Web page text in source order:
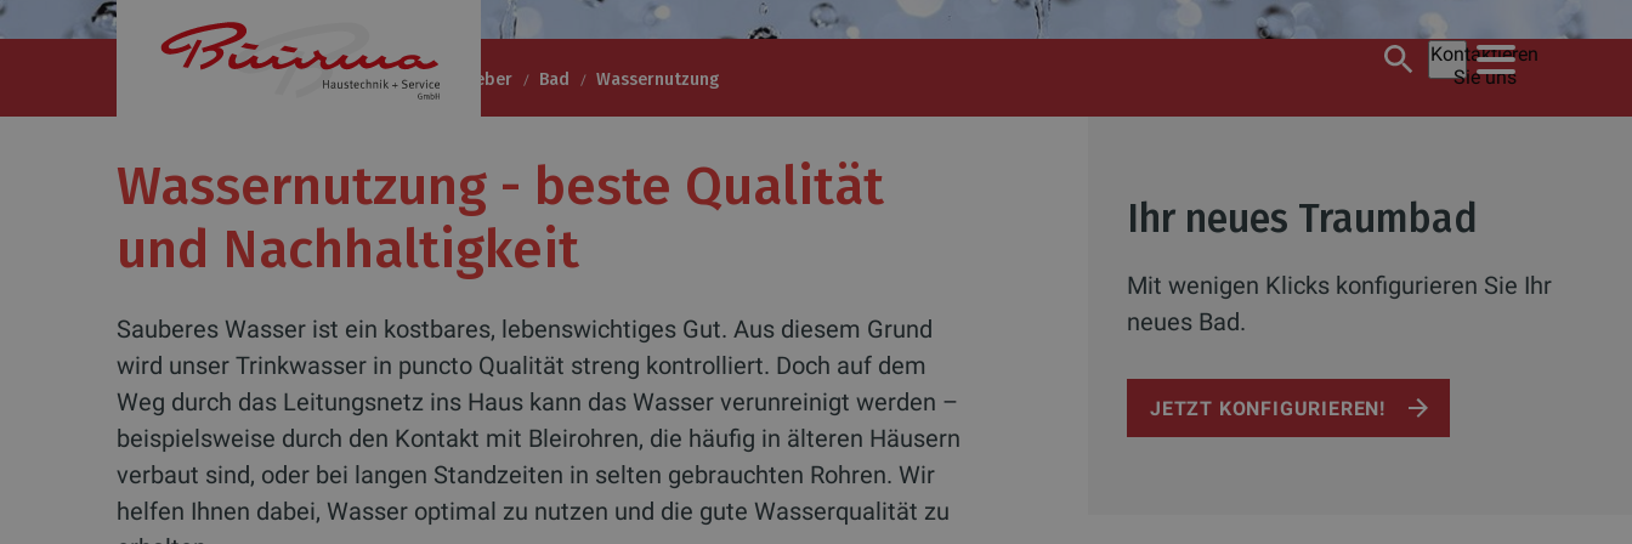
Kontaktieren
Sie uns
Büürma Haustechnik + Service GmbH Ratgeber Bad Wassernutzung
Wassernutzung - beste Qualität
und Nachhaltigkeit
Sauberes Wasser ist ein kostbares, lebenswichtiges Gut. Aus diesem Grund
wird unser Trinkwasser in puncto Qualität streng kontrolliert. Doch auf dem
Weg durch das Leitungsnetz ins Haus kann das Wasser verunreinigt werden –
beispielsweise durch den Kontakt mit Bleirohren, die häufig in älteren Häusern
verbaut sind, oder bei langen Standzeiten in selten gebrauchten Rohren. Wir
helfen Ihnen dabei, Wasser optimal zu nutzen und die gute Wasserqualität zu
Ihr neues Traumbad
Mit wenigen Klicks konfigurieren Sie Ihr
neues Bad.
JETZT KONFIGURIEREN!